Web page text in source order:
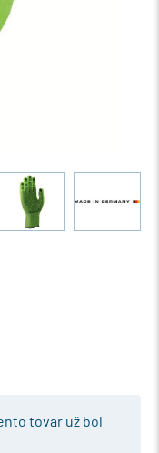
tovar už bol